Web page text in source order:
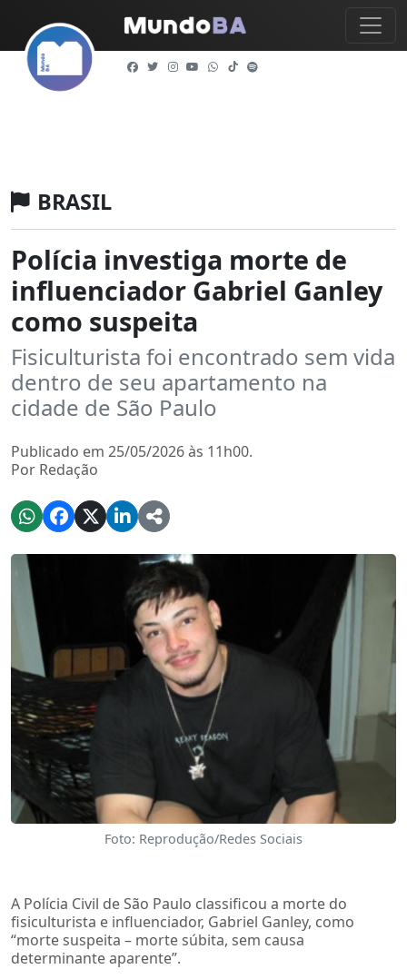
BRASIL
Polícia investiga morte de
influenciador Gabriel Ganley
como suspeita
Fisiculturista foi encontrado sem vida
dentro de seu apartamento na
cidade de São Paulo
Publicado em 25/05/2026 às 11h00.
Por Redação
Foto: Reprodução/Redes Sociais
A Polícia Civil de São Paulo classificou a morte do
fisiculturista e influenciador, Gabriel Ganley, como
“morte suspeita – morte súbita, sem causa
determinante aparente”.